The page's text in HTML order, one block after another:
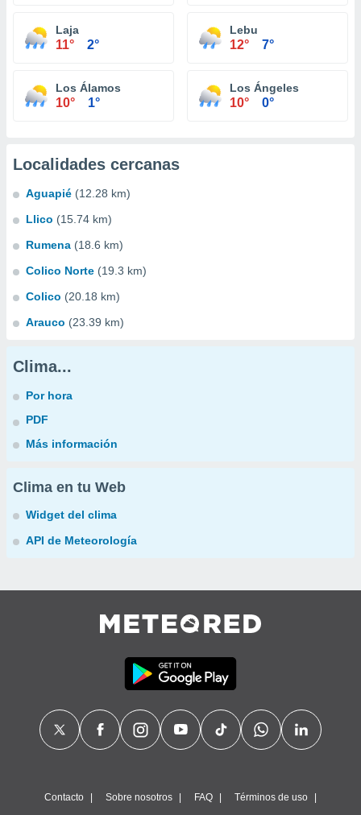
Laja
11° 2°
Lebu
12° 7°
Los Álamos
10° 1°
Los Ángeles
10° 0°
Localidades cercanas
Aguapié (12.28 km)
Llico (15.74 km)
Rumena (18.6 km)
Colico Norte (19.3 km)
Colico (20.18 km)
Arauco (23.39 km)
Clima...
Por hora
PDF
Más información
Clima en tu Web
Widget del clima
API de Meteorología
Contacto Sobre nosotros FAQ Términos de uso